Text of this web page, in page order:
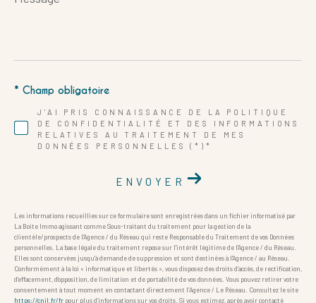
*
J'AI PRIS CONNAISSANCE DE LA POLITIQUE
DE CONFIDENTIALITÉ ET DES INFORMATIONS
RELATIVES AU TRAITEMENT DE MES
DONNÉES PERSONNELLES (*)*
* Champ obligatoire
ENVOYER
Les informations recueillies sur ce formulaire sont enregistrées dans un fichier informatisé par
La Boite Immo agissant comme Sous-traitant du traitement pour la gestion de la
clientèle/prospects de l'Agence / du Réseau qui reste Responsable du Traitement de vos Données
personnelles. La base légale du traitement repose sur l'intérêt légitime de l'Agence / du Réseau.
Elles sont conservées jusqu'à demande de suppression et sont destinées à l'Agence / au Réseau.
Conformément à la loi « informatique et libertés », vous disposez des droits d’accès, de rectification,
d’effacement, d’opposition, de limitation et de portabilité de vos données. Vous pouvez retirer votre
consentement à tout moment en contactant directement l’Agence / Le Réseau. Consultez le site
https://cnil.fr/fr pour plus d’informations sur vos droits. Si vous estimez, après avoir contacté